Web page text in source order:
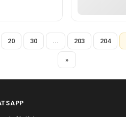
20 30 ... 203 204
»